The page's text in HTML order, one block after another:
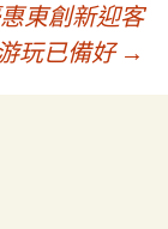
東創新迎客
玩已備好 →